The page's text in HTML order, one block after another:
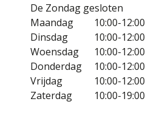
De Zondag gesloten
Maandag
10:00-12:00
Dinsdag
10:00-12:00
Woensdag
10:00-12:00
Donderdag
10:00-12:00
Vrijdag
10:00-12:00
Zaterdag
10:00-19:00